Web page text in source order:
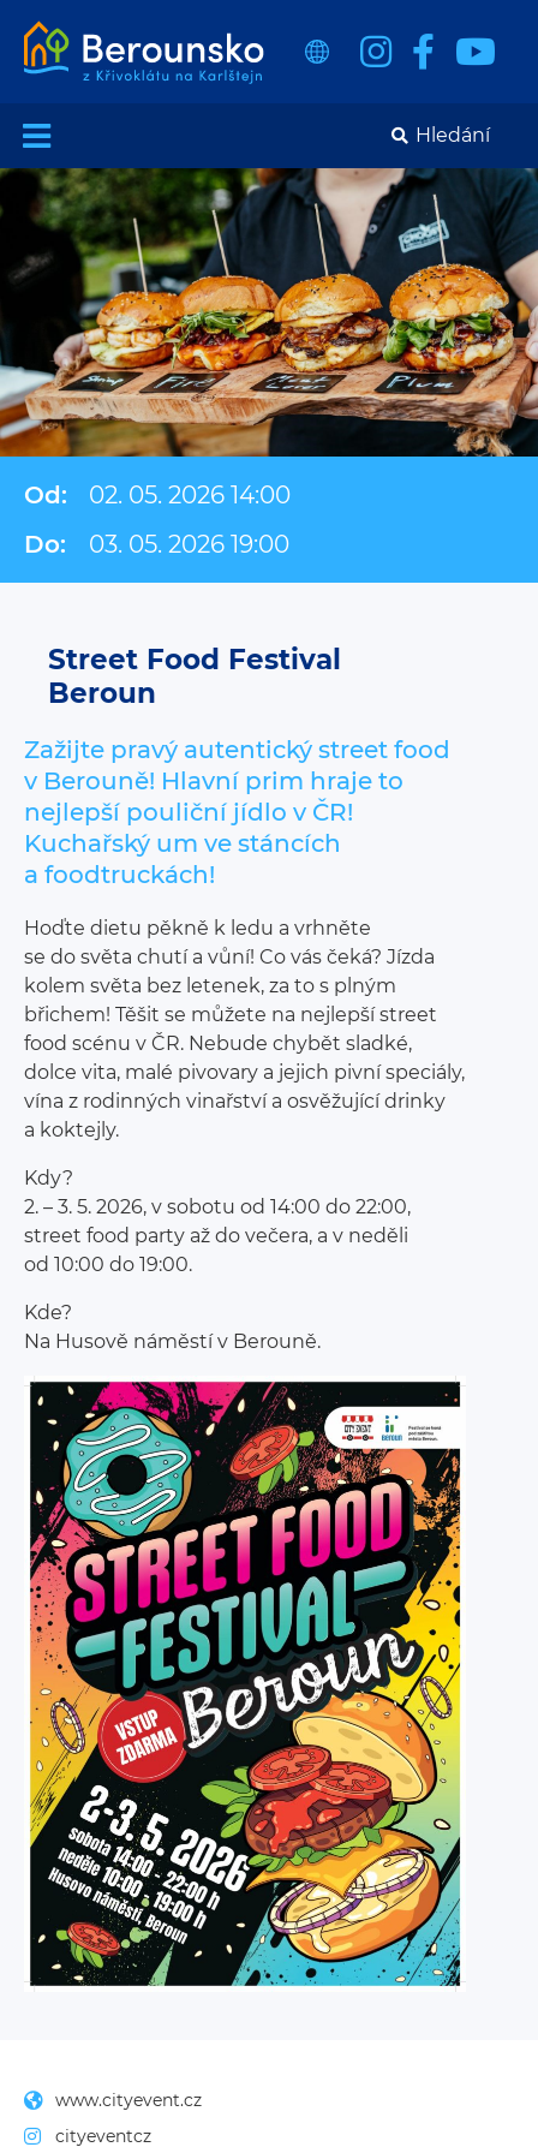
Od:
02. 05. 2026 14:00
Do:
03. 05. 2026 19:00
Street Food Festival
Beroun
Zažijte pravý autentický street food
v Berouně! Hlavní prim hraje to
nejlepší pouliční jídlo v ČR!
Kuchařský um ve stáncích
a foodtruckách!
Hoďte dietu pěkně k ledu a vrhněte
se do světa chutí a vůní! Co vás čeká? Jízda
kolem světa bez letenek, za to s plným
břichem! Těšit se můžete na nejlepší street
food scénu v ČR. Nebude chybět sladké,
dolce vita, malé pivovary a jejich pivní speciály,
vína z rodinných vinařství a osvěžující drinky
a koktejly.
Kdy?
2. – 3. 5. 2026, v sobotu od 14:00 do 22:00,
street food party až do večera, a v neděli
od 10:00 do 19:00.
Kde?
Na Husově náměstí v Berouně.
www.cityevent.cz
cityeventcz